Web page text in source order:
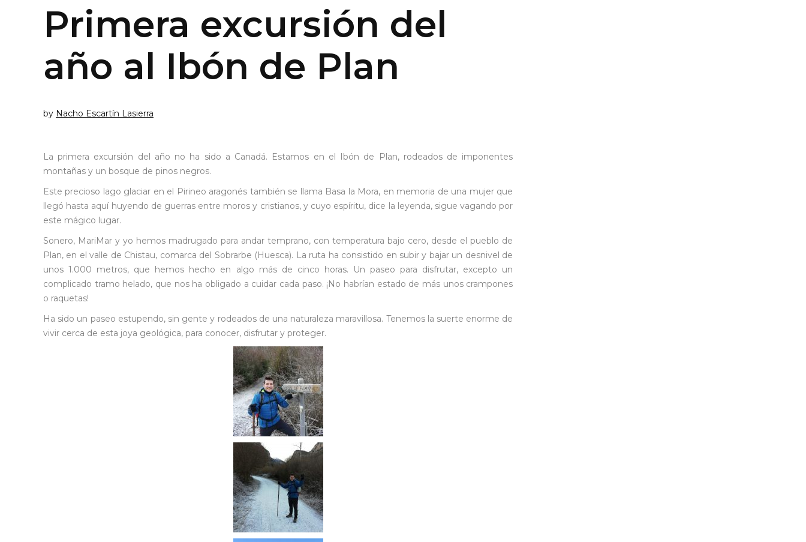
Primera excursión del
año al Ibón de Plan
by Nacho Escartín Lasierra
La primera excursión del año no ha sido a Canadá. Estamos en el Ibón de Plan, rodeados de imponentes
montañas y un bosque de pinos negros.
Este precioso lago glaciar en el Pirineo aragonés también se llama Basa la Mora, en memoria de una mujer que
llegó hasta aquí huyendo de guerras entre moros y cristianos, y cuyo espíritu, dice la leyenda, sigue vagando por
este mágico lugar.
Sonero, MariMar y yo hemos madrugado para andar temprano, con temperatura bajo cero, desde el pueblo de
Plan, en el valle de Chistau, comarca del Sobrarbe (Huesca). La ruta ha consistido en subir y bajar un desnivel de
unos 1.000 metros, que hemos hecho en algo más de cinco horas. Un paseo para disfrutar, excepto un
complicado tramo helado, que nos ha obligado a cuidar cada paso. ¡No habrían estado de más unos crampones
o raquetas!
Ha sido un paseo estupendo, sin gente y rodeados de una naturaleza maravillosa. Tenemos la suerte enorme de
vivir cerca de esta joya geológica, para conocer, disfrutar y proteger.